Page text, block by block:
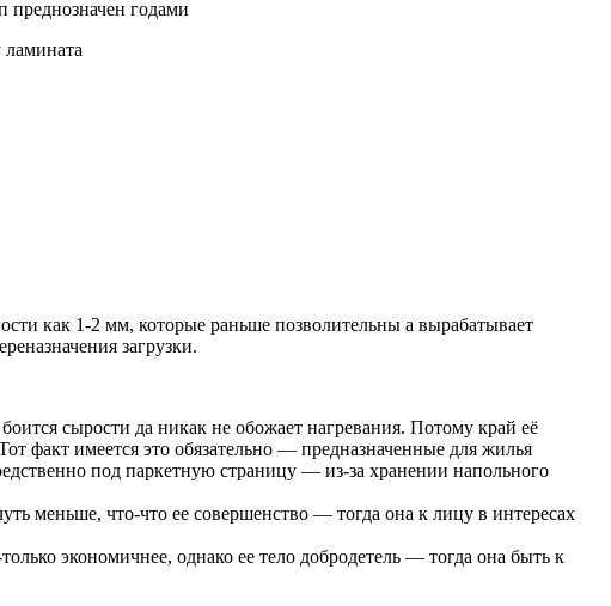
преднозначен годами
как 1-2 мм, которые раньше позволительны а вырабатывает
загрузки.
сырости да никак не обожает нагревания. Потому край её
факт имеется это обязательно — предназначенные для жилья
под паркетную страницу — из-за хранении напольного
меньше, что-что ее совершенство — тогда она к лицу в интересах
экономичнее, однако ее тело добродетель — тогда она быть к